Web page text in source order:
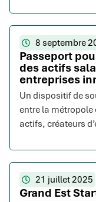
8 septembre
Passeport
des actifs
entreprises
Un dispositif de
entre la
actifs, créateurs
21 juillet 2025
Grand Est